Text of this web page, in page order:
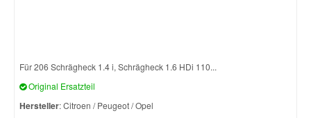
Für 206 Schrägheck 1.4 i, Schrägheck 1.6 HDi 110...
Original Ersatzteil
Hersteller: Citroen / Peugeot / Opel